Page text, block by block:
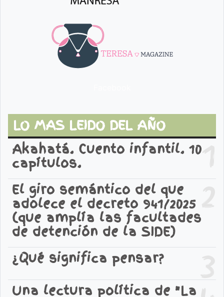
LO MAS LEIDO DEL AÑO
1
Akahatá. Cuento infantil. 10
capítulos.
2
El giro semántico del que
adolece el decreto 941/2025
(que amplía las facultades
de detención de la SIDE)
3
¿Qué significa pensar?
Una lectura política de "La